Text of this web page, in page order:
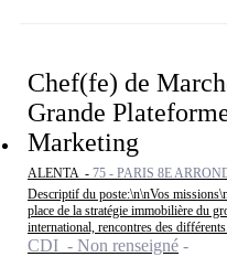
Chef(fe) de
Grande
Marketing
ALENTA - 75 - PARIS 8E
Descriptif du poste:\n\nVos
place de la stratégie immobilière du
international, rencontres des
CDI - Non renseigné